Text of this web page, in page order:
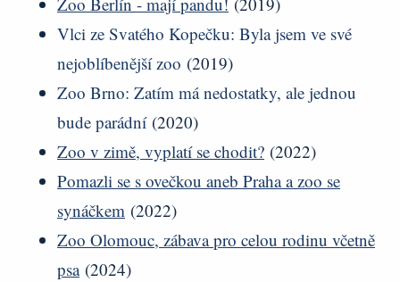
Vlci ze Svatého Kopečku: Byla jsem ve své
nejoblíbenější zoo (2019)
Zoo Brno: Zatím má nedostatky, ale jednou
bude parádní(2020)
Zoo v zimě, vyplatí se chodit? (2022)
Pomazli se s ovečkou aneb Praha a zoo se
synáčkem (2022)
Zoo Olomouc, zábava pro celou rodinu včetně
psa(2024)